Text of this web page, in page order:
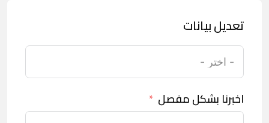
تعديل بيانات
اخبرنا بشكل مفصل